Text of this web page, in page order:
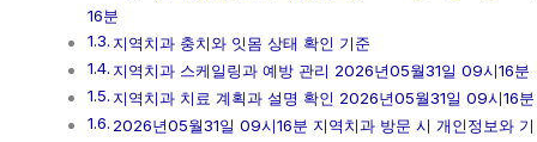
16분
지역치과 충치와 잇몸 상태 확인 기준
지역치과 스케일링과 예방 관리 2026년05월31일 09시16분
지역치과 치료 계획과 설명 확인 2026년05월31일 09시16분
2026년05월31일 09시16분 지역치과 방문 시 개인정보와 기